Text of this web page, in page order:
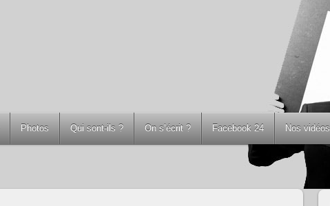
Photos Qui sont-ils ? On s’écrit ? Facebook 24 Nos vidéos